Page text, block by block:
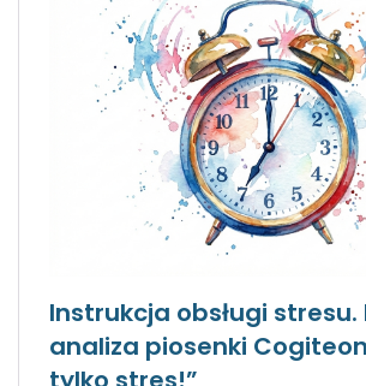
Instrukcja obsługi stresu.
analiza piosenki